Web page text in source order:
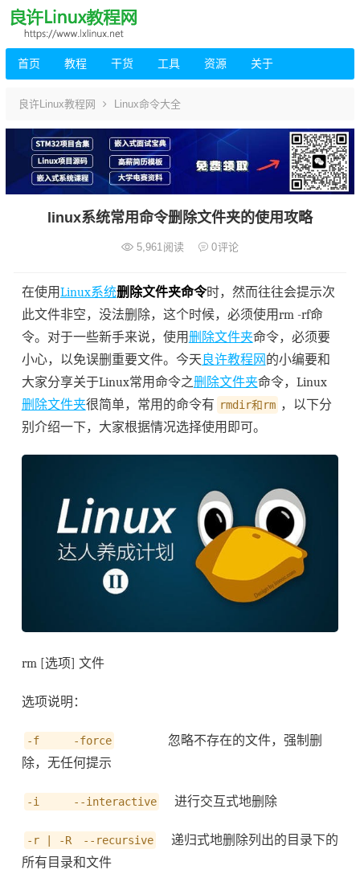
首页 教程 干货 工具 资源 关于
良许Linux教程网 Linux命令大全
linux系统常用命令删除文件夹的使用攻略
5,961 阅读 0评论
在使用Linux系统删除文件夹命令时，然而往往会提示次
此文件非空，没法删除，这个时候，必须使用rm -rf命
令。对于一些新手来说，使用删除文件夹命令，必须要
小心，以免误删重要文件。今天 良许教程网 的小编要和
大家分享关于Linux常用命令之删除文件夹命令，Linux
删除文件夹很简单，常用的命令有 rmdir和rm ，以下分
别介绍一下，大家根据情况选择使用即可。
rm [选项] 文件
选项说明：
-f -force
忽略不存在的文件，强制删
除，无任何提示
-i --interactive 进行交互式地删除
-r | -R --recursive
递归式地删除列出的目录下的
所有目录和文件